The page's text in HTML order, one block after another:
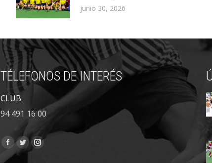
junio 30, 2026
TÉLEFONOS DE INTERÉS
CLUB
94 491 16 00
Encuéntranos en:
Facebook
TwitterInstagram